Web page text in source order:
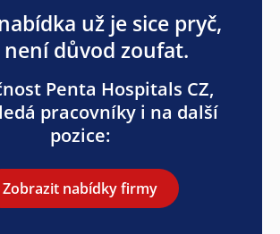
už je sice pryč,
není důvod zoufat.
Penta Hospitals CZ,
pracovníky i na další
pozice:
Zobrazit nabídky firmy